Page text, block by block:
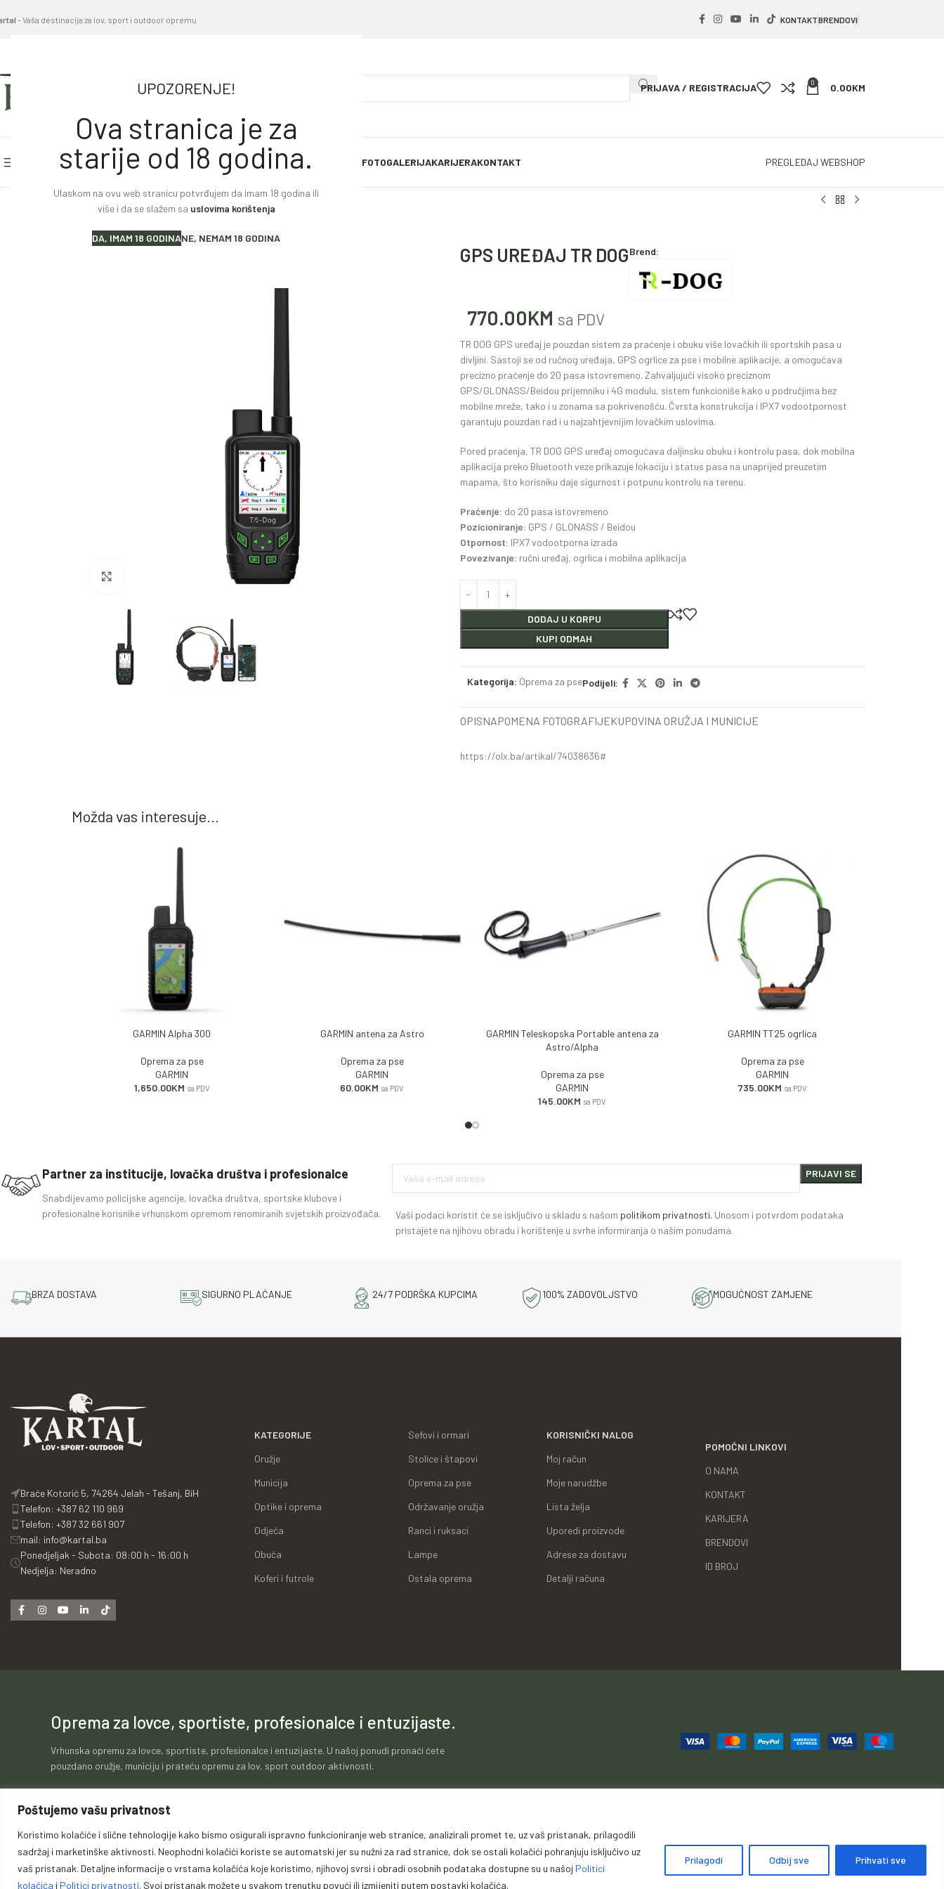
UPOZORENJE!
Ova stranica je za
starije od 18 godina.
Ulaskom na ovu web stranicu potvrđujem da imam 18 godina ili
više i da se slažem sa uslovima korištenja
DA, IMAM 18 GODINANE, NEMAM 18 GODINA
Poštujemo vašu privatnost
Koristimo kolačiće i slične tehnologije kako bismo osigurali ispravno funkcioniranje web stranice, analizirali promet te, uz vaš pristanak, prilagodili
sadržaj i marketinške aktivnosti. Neophodni kolačići koriste se automatski jer su nužni za rad stranice, dok se ostali kolačići pohranjuju isključivo uz
vaš pristanak. Detaljne informacije o vrstama kolačića koje koristimo, njihovoj svrsi i obradi osobnih podataka dostupne su u našoj Politici
kolačića i Politici privatnosti. Svoj pristanak možete u svakom trenutku povući ili izmijeniti putem postavki kolačića.
Prilagodi Odbij sve Prihvati sve
- Vaša destinacija za lov, sport i outdoor opremu KONTAKTBRENDOVI
PRIJAVA / REGISTRACIJA 0 0.00KM
PRETRAŽITE KATEGORIJE POČETNA STRANICABLOG OBJAVE FOTOGALERIJAKARIJERAKONTAKT PREGLEDAJ WEBSHOP
Home »Proizvodi »GPS UREĐAJ TR DOG
GPS UREĐAJ TR DOGBrend:
770.00KM sa PDV
TR DOG GPS uređaj je pouzdan sistem za praćenje i obuku više lovačkih ili sportskih pasa u
divljini. Sastoji se od ručnog uređaja, GPS ogrlice za pse i mobilne aplikacije, a omogućava
precizno praćenje do 20 pasa istovremeno. Zahvaljujući visoko preciznom
GPS/GLONASS/Beidou prijemniku i 4G modulu, sistem funkcioniše kako u područjima bez
mobilne mreže, tako i u zonama sa pokrivenošću. Čvrsta konstrukcija i IPX7 vodootpornost
garantuju pouzdan rad i u najzahtjevnijim lovačkim uslovima.
Pored praćenja, TR DOG GPS uređaj omogućava daljinsku obuku i kontrolu pasa, dok mobilna
aplikacija preko Bluetooth veze prikazuje lokaciju i status pasa na unaprijed preuzetim
mapama, što korisniku daje sigurnost i potpunu kontrolu na terenu.
Praćenje: do 20 pasa istovremeno
Pozicioniranje: GPS / GLONASS / Beidou
Otpornost: IPX7 vodootporna izrada
Povezivanje: ručni uređaj, ogrlica i mobilna aplikacija
DODAJ U KORPU
KUPI ODMAH
Kategorija: Oprema za psePodijeli:
OPISNAPOMENA FOTOGRAFIJEKUPOVINA ORUŽJA I MUNICIJE
https://olx.ba/artikal/74038636#
Možda vas interesuje...
DODAJ U KORPUGARMIN Alpha 300
Oprema za pse
GARMIN
1,650.00KM sa PDV
DODAJ U KORPUGARMIN antena za Astro
Oprema za pse
GARMIN
60.00KM sa PDV
DODAJ U KORPU
GARMIN Teleskopska Portable antena za
Astro/Alpha
Oprema za pse
GARMIN
145.00KM sa PDV
DODAJ U KORPUGARMIN TT25 ogrlica
Oprema za pse
GARMIN
735.00KM sa PDV
Partner za institucije, lovačka društva i profesionalce
Snabdijevamo policijske agencije, lovačka društva, sportske klubove i
profesionalne korisnike vrhunskom opremom renomiranih svjetskih proizvođača.
Vaši podaci koristit će se isključivo u skladu s našom politikom privatnosti. Unosom i potvrdom podataka
pristajete na njihovu obradu i korištenje u svrhe informiranja o našim ponudama.
BRZA DOSTAVA SIGURNO PLAĆANJE 24/7 PODRŠKA KUPCIMA 100% ZADOVOLJSTVO MOGUĆNOST ZAMJENE
Braće Kotorić 5, 74264 Jelah - Tešanj, BiH
Telefon: +387 62 110 969
Telefon: +387 32 661 907
mail: info@kartal.ba
Ponedjeljak - Subota: 08:00 h - 16:00 h
Nedjelja: Neradno
KATEGORIJE
Oružje
Municija
Optike i oprema
Odjeća
Obuća
Koferi i futrole
Sefovi i ormari
Stolice i štapovi
Oprema za pse
Održavanje oružja
Ranci i ruksaci
Lampe
Ostala oprema
KORISNIČKI NALOG
Moj račun
Moje narudžbe
Lista želja
Uporedi proizvode
Adrese za dostavu
Detalji računa
POMOĆNI LINKOVI
O NAMA
KONTAKT
KARIJERA
BRENDOVI
ID BROJ
Oprema za lovce, sportiste, profesionalce i entuzijaste.
Vrhunska opremu za lovce, sportiste, profesionalce i entuzijaste. U našoj ponudi pronaći ćete
pouzdano oružje, municiju i prateću opremu za lov, sport outdoor aktivnosti.
Politika kolačića Politika privatnosti Opći uvjeti poslovanja Zaštita podataka Impressum Garancije, povrati i reklamacije
Copyright © Premium Plus doo – Braće Kotorića 5, 74264 Jelah – Tešanj, Sva prava zadržana.